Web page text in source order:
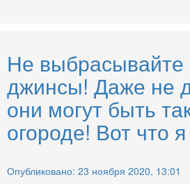
Не
джинсы! Даже не
они могут быть
огороде! Вот что
Опубликовано: 23 ноября 2020, 13:01